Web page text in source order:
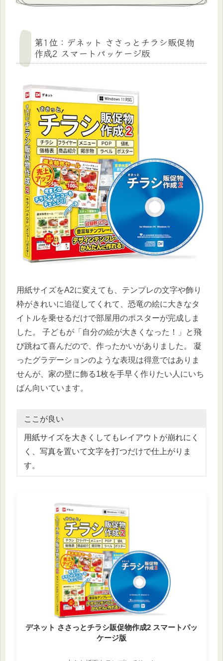
第1位：デネット ささっとチラシ販促物
作成2 スマートパッケージ版
用紙サイズをA2に変えても、テンプレの文字や飾り
枠がきれいに追従してくれて、恐竜の絵に大きなタ
イトルを乗せるだけで部屋用のポスターが完成しま
した。 子どもが「自分の絵が大きくなった！」と飛
び跳ねて喜んだので、作ったかいがありました。 凝
ったグラデーションのような表現は得意ではありま
せんが、家の壁に飾る1枚を手早く作りたい人にいち
ばん向いています。
ここが良い
用紙サイズを大きくしてもレイアウトが崩れにく
く、写真を置いて文字を打つだけで仕上がりま
す。
デネット ささっとチラシ販促物作成2 スマートパッ
ケージ版